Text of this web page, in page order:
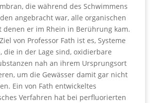
die während des Schwimmens
angebracht war, alle organischen
denen er im Rhein in Berührung kam.
von Professor Fath ist es, Systeme
die in der Lage sind, oxidierbare
nah an ihrem Ursprungsort
um die Gewässer damit gar nicht
Ein von Fath entwickeltes
Verfahren hat bei perfluorierten